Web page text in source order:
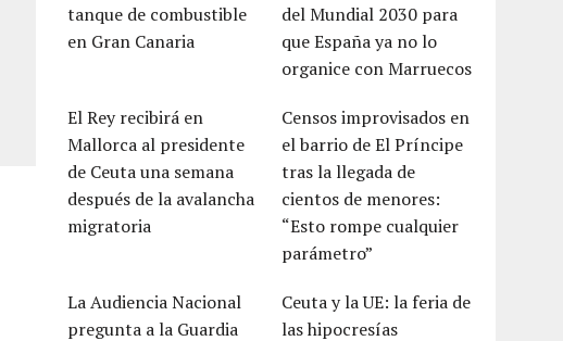
tanque de combustible
en Gran Canaria
del Mundial 2030 para
que España ya no lo
organice con Marruecos
El Rey recibirá en
Mallorca al presidente
de Ceuta una semana
después de la avalancha
migratoria
Censos improvisados en
el barrio de El Príncipe
tras la llegada de
cientos de menores:
“Esto rompe cualquier
parámetro”
La Audiencia Nacional
pregunta a la Guardia
Ceuta y la UE: la feria de
las hipocresías